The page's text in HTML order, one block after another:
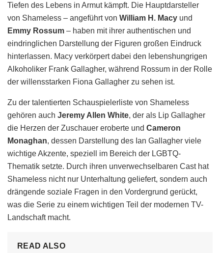
Tiefen des Lebens in Armut kämpft. Die Hauptdarsteller
von Shameless – angeführt von William H. Macy und
Emmy Rossum – haben mit ihrer authentischen und
eindringlichen Darstellung der Figuren großen Eindruck
hinterlassen. Macy verkörpert dabei den lebenshungrigen
Alkoholiker Frank Gallagher, während Rossum in der Rolle
der willensstarken Fiona Gallagher zu sehen ist.
Zu der talentierten Schauspielerliste von Shameless
gehören auch Jeremy Allen White, der als Lip Gallagher
die Herzen der Zuschauer eroberte und Cameron
Monaghan, dessen Darstellung des Ian Gallagher viele
wichtige Akzente, speziell im Bereich der LGBTQ-
Thematik setzte. Durch ihren unverwechselbaren Cast hat
Shameless nicht nur Unterhaltung geliefert, sondern auch
drängende soziale Fragen in den Vordergrund gerückt,
was die Serie zu einem wichtigen Teil der modernen TV-
Landschaft macht.
READ ALSO